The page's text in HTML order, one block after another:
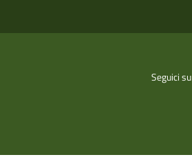
Seguici su